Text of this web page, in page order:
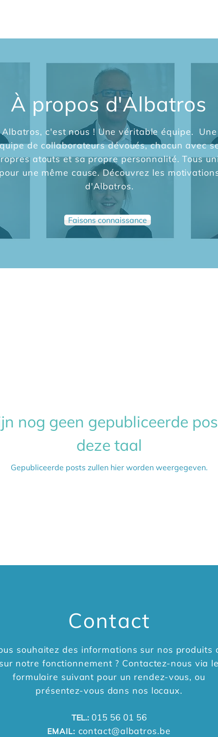
À propos d'Albatros
Albatros, c'est nous ! Une véritable équipe. Une
de collaborateurs dévoués, chacun avec
atouts et sa propre personnalité. Tous
une même cause. Découvrez les
d'Albatros.
Faisons connaissance
nog geen gepubliceerde
deze taal
Gepubliceerde posts zullen hier worden weergegeven.
Contact
souhaitez des informations sur nos produits
notre fonctionnement ? Contactez-nous via
formulaire suivant pour un rendez-vous, ou
présentez-vous dans nos locaux.
TEL.:015 56 01 56
EMAIL: contact@albatros.be